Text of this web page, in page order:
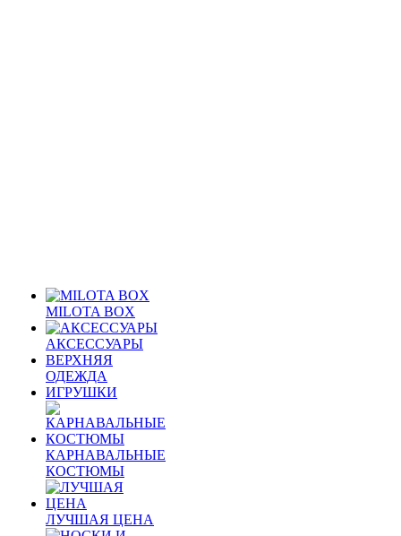
MILOTA BOX
АКСЕССУАРЫ
ВЕРХНЯЯ
ОДЕЖДА
ИГРУШКИ
КАРНАВАЛЬНЫЕ
КОСТЮМЫ
ЛУЧШАЯ ЦЕНА